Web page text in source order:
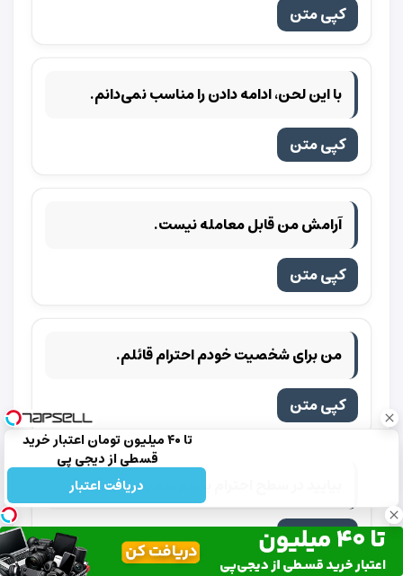
کپی متن
با این لحن، ادامه دادن را مناسب نمی‌دانم.
کپی متن
آرامش من قابل معامله نیست.
کپی متن
من برای شخصیت خودم احترام قائلم.
کپی متن
بیایید در سطح احترام با هم صحبت کنیم.
کپی متن
تا ۴۰ میلیون تومان اعتبار خرید
قسطی از دیجی پی
دریافت اعتبار